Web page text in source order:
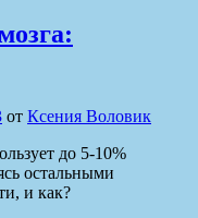
от Ксения Воловик
до 5-10%
остальными
и как?